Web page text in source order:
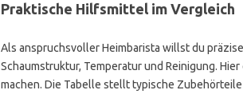
Praktische Hilfsmittel im Vergleich
Als anspruchsvoller Heimbarista willst du
Schaumstruktur, Temperatur und Reinigung.
machen. Die Tabelle stellt typische